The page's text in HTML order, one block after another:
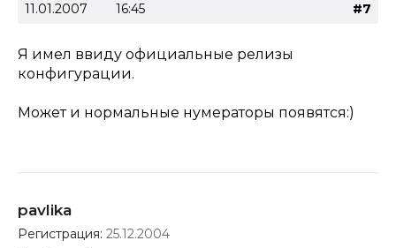
11.01.2007 16:45 #7
Я имел ввиду официальные релизы
конфигурации.
Может и нормальные нумераторы появятся:)
pavlika
Регистрация: 25.12.2004